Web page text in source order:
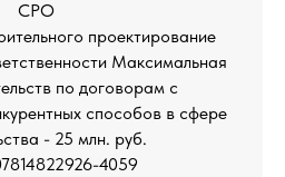
СРО
проектирование
Максимальная
по договорам с
способов в сфере
- 25 млн. руб.
4059